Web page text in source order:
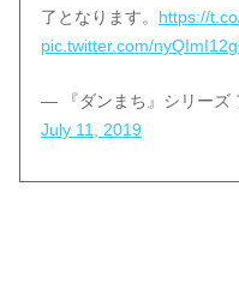
了となります。 https://
pic.twitter.com/
— 『ダンまち』シリーズ
July 11, 2019